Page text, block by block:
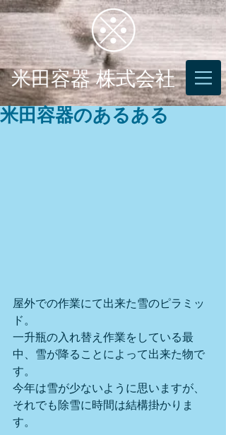
米田容器 株式会社
米田容器のあるある
屋外での作業にて出来た雪のピラミッ
ド。
一升瓶の入れ替え作業をしている最
中、雪が降ることによって出来た物で
す。
今年は雪が少ないように思いますが、
それでも除雪に時間は結構掛かりま
す。